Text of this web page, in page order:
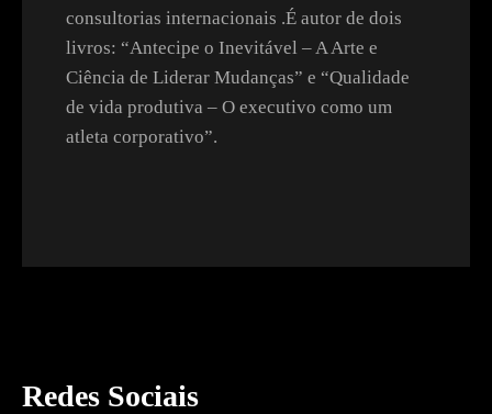
consultorias internacionais .É autor de dois
livros: “Antecipe o Inevitável – A Arte e
Ciência de Liderar Mudanças” e “Qualidade
de vida produtiva – O executivo como um
atleta corporativo”.
Redes Sociais